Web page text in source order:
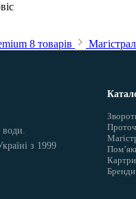
8 товарів
води.
з 1999
Бренди